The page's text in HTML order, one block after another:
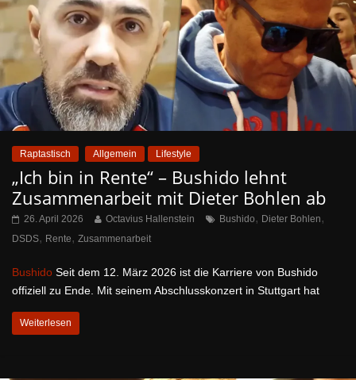
Raptastisch Allgemein Lifestyle
„Ich bin in Rente“ – Bushido lehnt
Zusammenarbeit mit Dieter Bohlen ab
26. April 2026 Octavius Hallenstein Bushido, Dieter Bohlen,
DSDS, Rente, Zusammenarbeit
Bushido Seit dem 12. März 2026 ist die Karriere von Bushido
offiziell zu Ende. Mit seinem Abschlusskonzert in Stuttgart hat
Weiterlesen